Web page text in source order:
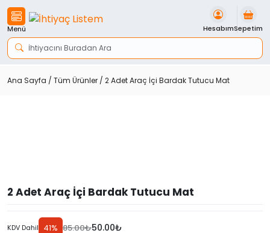
İçeriği
Geç
Menü HesabımSepetim
Ana Sayfa / Tüm Ürünler / 2 Adet Araç İçi Bardak Tutucu Mat
2 Adet Araç İçi Bardak Tutucu Mat
85.00₺50.00₺
KDV Dahil
41%